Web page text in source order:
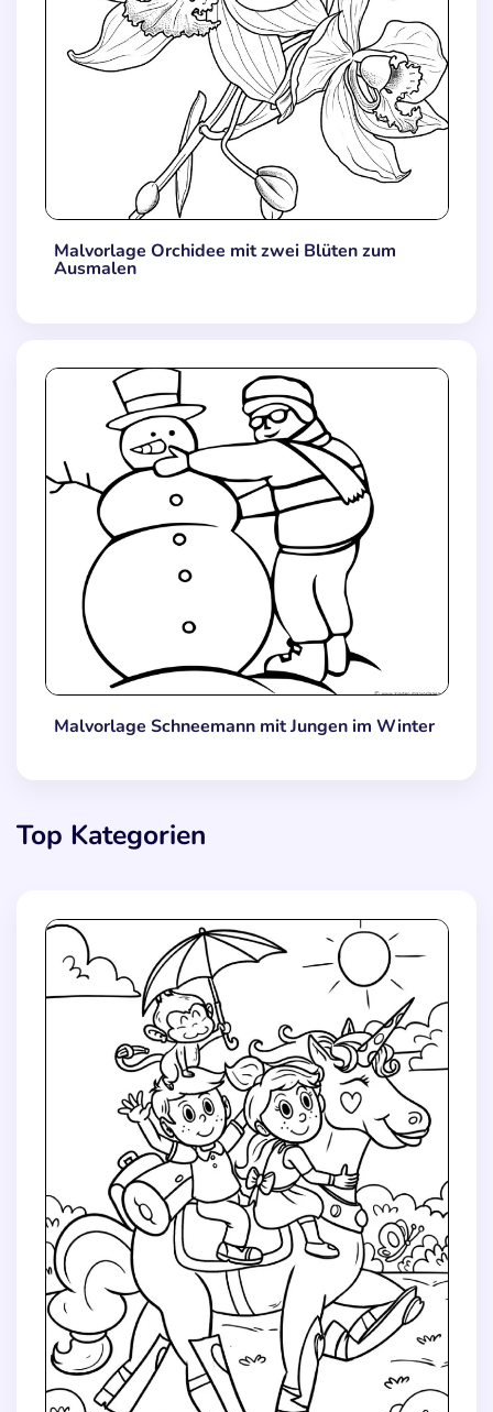
Malvorlage Orchidee mit zwei Blüten zum
Ausmalen
Malvorlage Schneemann mit Jungen im Winter
Top Kategorien